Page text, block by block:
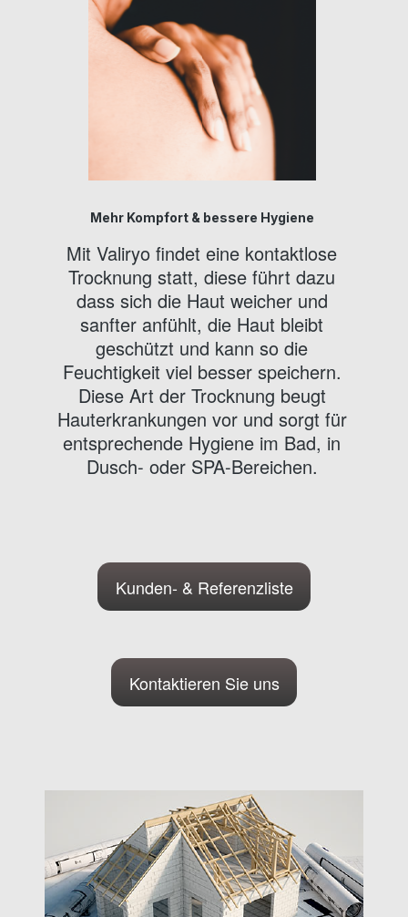
Mehr Kompfort & bessere Hygiene
Mit Valiryo findet eine kontaktlose
Trocknung statt, diese führt dazu
dass sich die Haut weicher und
sanfter anfühlt, die Haut bleibt
geschützt und kann so die
Feuchtigkeit viel besser speichern.
Diese Art der Trocknung beugt
Hauterkrankungen vor und sorgt für
entsprechende Hygiene im Bad, in
Dusch- oder SPA-Bereichen.
Kunden- & Referenzliste
Kontaktieren Sie uns